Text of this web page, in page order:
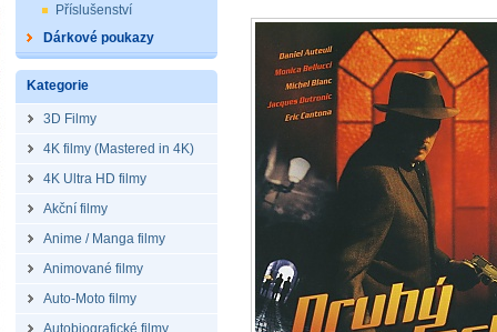
Příslušenství
Dárkové poukazy
Kategorie
3D Filmy
4K filmy (Mastered in 4K)
4K Ultra HD filmy
Akční filmy
Anime / Manga filmy
Animované filmy
Auto-Moto filmy
Autobiografické filmy